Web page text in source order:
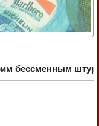
бессменным